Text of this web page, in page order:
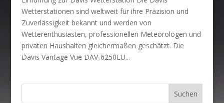
Wetterstationen sind weltweit für ihre Präzision und
Zuverlässigkeit bekannt und werden von
Wetterenthusiasten, professionellen Meteorologen und
privaten Haushalten gleichermaßen geschätzt. Die
Davis Vantage Vue DAV-6250EU...